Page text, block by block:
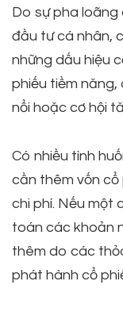
Do sự pha
đầu tư cá nhân,
những dấu hiệu
phiếu tiềm năng,
nổi hoặc cơ hội
Có nhiều tình
cần thêm vốn
chi phí. Nếu một
toán các khoản
thêm do các
phát hành cổ